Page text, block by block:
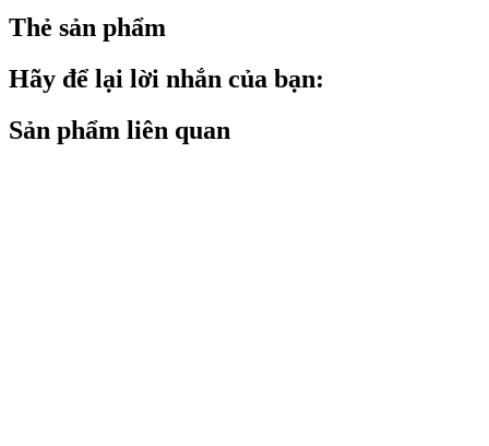
Thẻ sản phẩm
Hãy để lại lời nhắn của bạn:
Sản phẩm liên quan